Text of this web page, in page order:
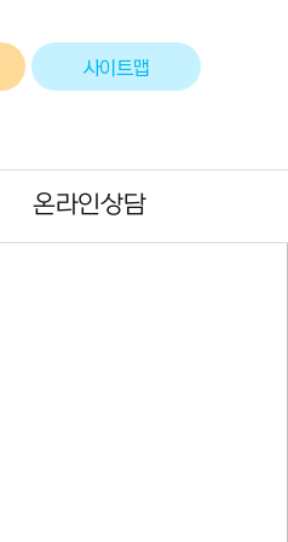
사이트맵
온라인상담